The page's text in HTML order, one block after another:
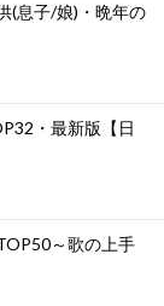
(息子/娘)・晩年の
・最新版【日
～歌の上手